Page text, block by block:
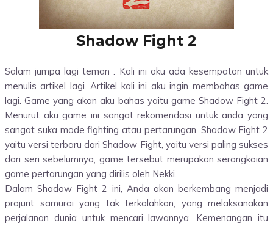
Shadow Fight 2
Salam jumpa lagi teman . Kali ini aku ada kesempatan untuk
menulis artikel lagi. Artikel kali ini aku ingin membahas game
lagi. Game yang akan aku bahas yaitu game Shadow Fight 2.
Menurut aku game ini sangat rekomendasi untuk anda yang
sangat suka mode fighting atau pertarungan. Shadow Fight 2
yaitu versi terbaru dari Shadow Fight, yaitu versi paling sukses
dari seri sebelumnya, game tersebut merupakan serangkaian
game pertarungan yang dirilis oleh Nekki.
Dalam Shadow Fight 2 ini, Anda akan berkembang menjadi
prajurit samurai yang tak terkalahkan, yang melaksanakan
perjalanan dunia untuk mencari lawannya. Kemenangan itu